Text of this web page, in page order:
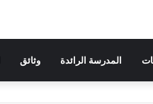
المدرسة الرائدة وثائق